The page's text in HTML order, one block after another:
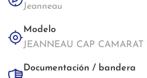
Jeanneau
Modelo
JEANNEAU CAP CAMARAT
Documentación / bandera